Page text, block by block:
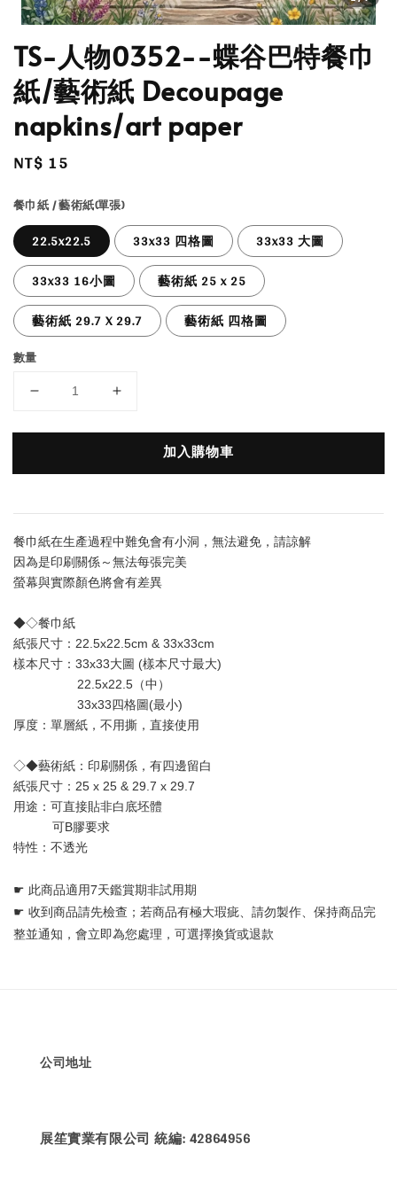
TS-人物0352--蝶谷巴特餐巾
紙/藝術紙 Decoupage
napkins/art paper
Regular
NT$ 15
餐巾紙 / 藝術紙(單張)
22.5x22.5 33x33 四格圖
33x33 大圖
33x33 16小圖
藝術紙 25 x 25
藝術紙 29.7 X 29.7
藝術紙 四格圖
數量
加入購物車
餐巾紙在生產過程中難免會有小洞，無法避免，請諒解
因為是印刷關係～無法每張完美
螢幕與實際顏色將會有差異
◆◇餐巾紙
紙張尺寸：22.5x22.5cm & 33x33cm
樣本尺寸：33x33大圖 (樣本尺寸最大)
22.5x22.5（中）
33x33四格圖(最小)
厚度：單層紙 ，不用撕，直接使用
◇◆藝術紙：印刷關係，有四邊留白
紙張尺寸：25 x 25 & 29.7 x 29.7
用途：可直接貼非白底坯體
可B膠要求
特性：不透光
☛ 此商品適用7天鑑賞期非試用期
☛ 收到商品請先檢查；若商品有極大瑕疵、請勿製作、保持商品完
整並通知，會立即為您處理，可選擇換貨或退款
公司地址
展笙實業有限公司 統編: 42864956